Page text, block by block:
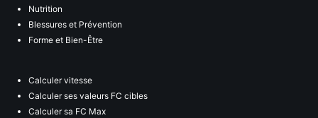
Nutrition
Blessures et Prévention
Forme et Bien-Être
Calculer vitesse
Calculer ses valeurs FC cibles
Calculer sa FC Max